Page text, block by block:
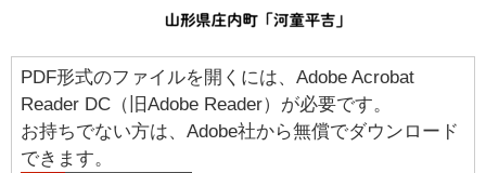
PDF形式のファイルを開くには、Adobe Acrobat
Reader DC（旧Adobe Reader）が必要です。
お持ちでない方は、Adobe社から無償でダウンロード
できます。